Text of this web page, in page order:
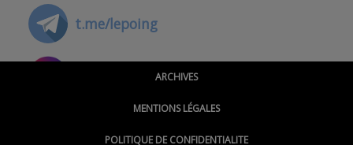
t.me/lepoing
@montpellierpoinginfo
ARCHIVES
MENTIONS LÉGALES
POLITIQUE DE CONFIDENTIALITE